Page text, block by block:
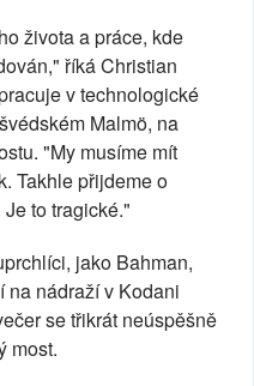
života a práce, kde
říká Christian
v technologické
Malmö, na
"My musíme mít
Takhle přijdeme o
to tragické."
jako Bahman,
na nádraží v Kodani
se třikrát neúspěšně
most.